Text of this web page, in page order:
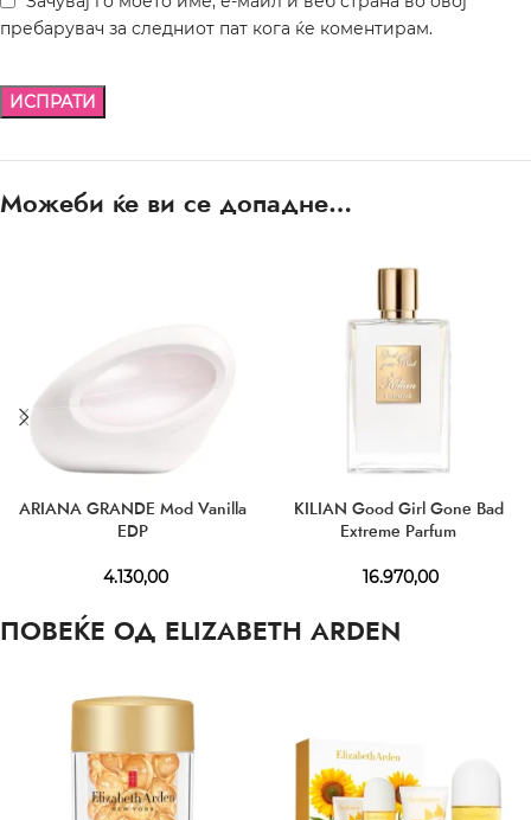
пребарувач за следниот пат кога ќе коментирам.
Можеби ќе ви се допадне…
ARIANA GRANDE Mod Vanilla
EDP
4.130,00
KILIAN Good Girl Gone Bad
Extreme Parfum
16.970,00
ПОВЕЌЕ ОД ELIZABETH ARDEN